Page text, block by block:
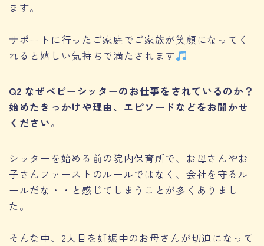
ます。
サポートに行ったご家庭でご家族が笑顔になってく
れると嬉しい気持ちで満たされます
Q2 なぜベビーシッターのお仕事をされているのか？
始めたきっかけや理由、エピソードなどをお聞かせ
ください。
シッターを始める前の院内保育所で、お母さんやお
子さんファーストのルールではなく、会社を守るル
ールだな・・と感じてしまうことが多くありまし
た。
そんな中、2人目を妊娠中のお母さんが切迫になって